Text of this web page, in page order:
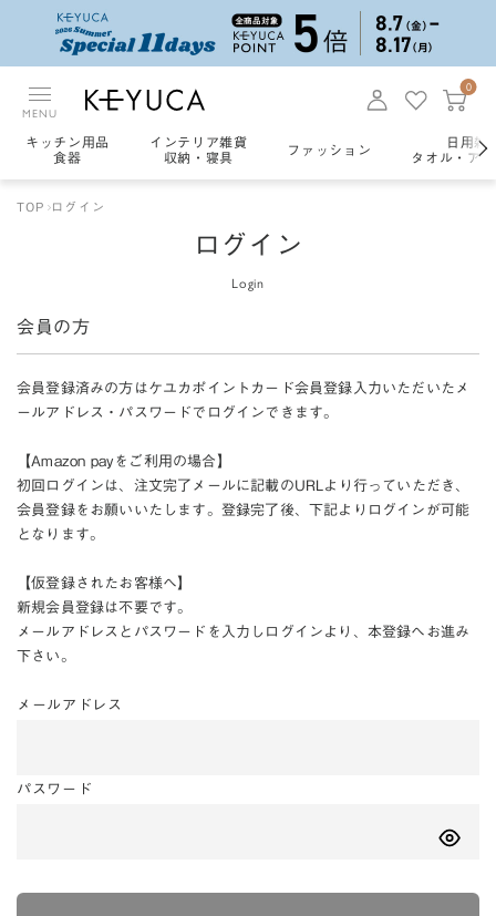
MENU
0
キッチン用品
食器
インテリア雑貨
収納・寝具
ファッション
日用雑
タオル・ア
TOP ログイン
ログイン
Login
会員の方
会員登録済みの方はケユカポイントカード会員登録入力いただいたメ
ールアドレス・パスワードでログインできます。
【Amazon payをご利用の場合】
初回ログインは、注文完了メールに記載のURLより行っていただき、
会員登録をお願いいたします。登録完了後、下記よりログインが可能
となります。
【仮登録されたお客様へ】
新規会員登録は不要です。
メールアドレスとパスワードを入力しログインより、本登録へお進み
下さい。
メールアドレス
パスワード